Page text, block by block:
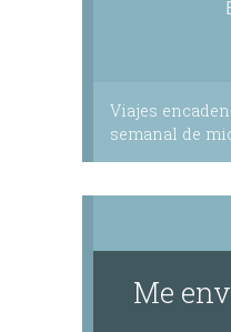
Viajes
semanal de
Me